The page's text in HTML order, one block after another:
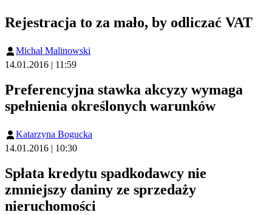
Rejestracja to za mało, by odliczać VAT
Michał Malinowski
14.01.2016 | 11:59
Preferencyjna stawka akcyzy wymaga
spełnienia określonych warunków
Katarzyna Bogucka
14.01.2016 | 10:30
Spłata kredytu spadkodawcy nie
zmniejszy daniny ze sprzedaży
nieruchomości